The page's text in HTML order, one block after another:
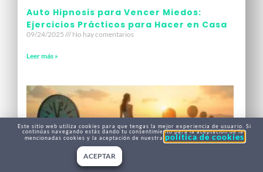
Auto Hipnosis para Vencer Miedos:
Ejercicios Prácticos para Hacer en Casa
09/24/2025 No hay comentarios
Leer más »
Este sitio web utiliza cookies para que tengas la mejor experiencia de usuario. Si
continúas navegando estás dando tu consentimiento para la aceptación de las
mencionadas cookies y la aceptación de nuestra política de cookies
ACEPTAR